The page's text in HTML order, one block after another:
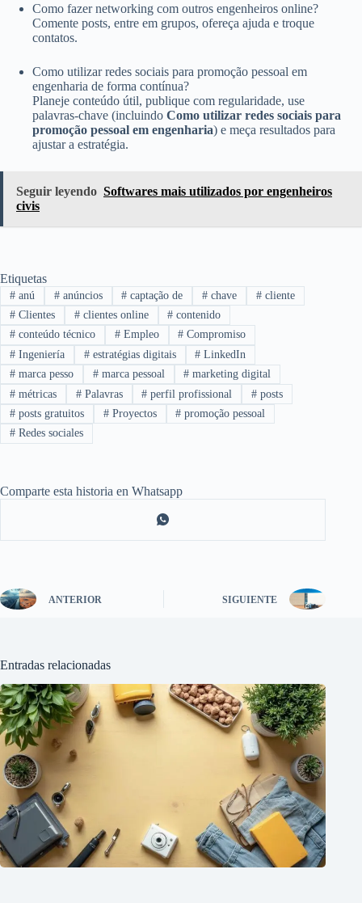
Como fazer networking com outros engenheiros online?
Comente posts, entre em grupos, ofereça ajuda e troque
contatos.
Como utilizar redes sociais para promoção pessoal em
engenharia de forma contínua?
Planeje conteúdo útil, publique com regularidade, use
palavras‑chave (incluindo Como utilizar redes sociais para
promoção pessoal em engenharia) e meça resultados para
ajustar a estratégia.
Seguir leyendo Softwares mais utilizados por engenheiros
civis
Etiquetas
#anú #anúncios # captação de # chave # cliente
#Clientes #clientes online # contenido
#conteúdo técnico #Empleo # Compromiso
#Ingeniería #estratégias digitais # LinkedIn
#marca pesso #marca pessoal # marketing digital
#métricas #Palavras # perfil profissional # posts
#posts gratuitos #Proyectos # promoção pessoal
#Redes sociales
Comparte esta historia en Whatsapp
ANTERIOR SIGUIENTE
Entradas relacionadas